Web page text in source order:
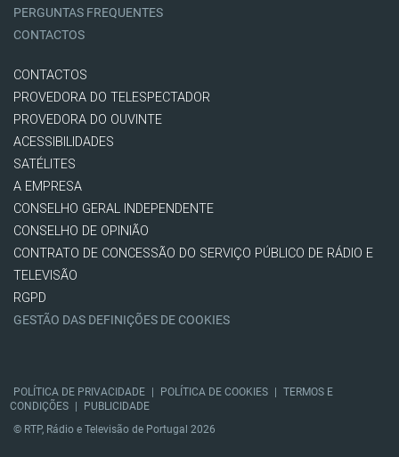
PERGUNTAS FREQUENTES
CONTACTOS
CONTACTOS
PROVEDORA DO TELESPECTADOR
PROVEDORA DO OUVINTE
ACESSIBILIDADES
SATÉLITES
A EMPRESA
CONSELHO GERAL INDEPENDENTE
CONSELHO DE OPINIÃO
CONTRATO DE CONCESSÃO DO SERVIÇO PÚBLICO DE RÁDIO E
TELEVISÃO
RGPD
GESTÃO DAS DEFINIÇÕES DE COOKIES
POLÍTICA DE PRIVACIDADE POLÍTICA DE COOKIES
TERMOS E
CONDIÇÕES
PUBLICIDADE
© RTP, Rádio e Televisão de Portugal 2026